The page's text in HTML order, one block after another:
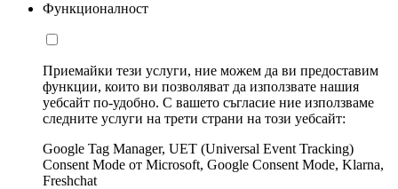
Функционалност
Приемайки тези услуги, ние можем да ви предоставим
функции, които ви позволяват да използвате нашия
уебсайт по-удобно. С вашето съгласие ние използваме
следните услуги на трети страни на този уебсайт:
Google Tag Manager, UET (Universal Event Tracking)
Consent Mode от Microsoft, Google Consent Mode, Klarna,
Freshchat